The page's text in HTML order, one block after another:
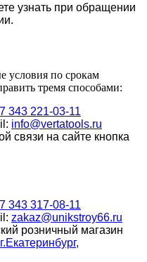
узнать при обращении
условия по срокам
тремя способами:
343 221-03-11
info@vertatools.ru
связи на сайте кнопка
343 317-08-11
zakaz@unikstroy66.ru
розничный магазин
г.Екатеринбург,